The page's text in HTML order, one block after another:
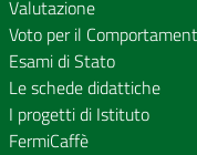
Valutazione
Voto per il
Esami di Stato
Le schede didattiche
I progetti di Istituto
FermiCaffè